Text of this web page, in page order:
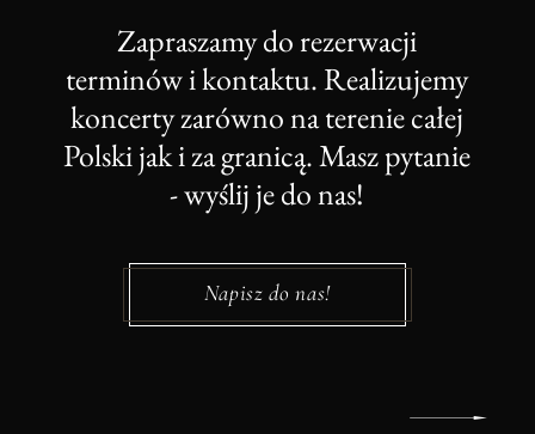
Zapraszamy do rezerwacji
terminów i kontaktu. Realizujemy
koncerty zarówno na terenie całej
Polski jak i za granicą. Masz pytanie
- wyślij je do nas!
Napisz do nas!